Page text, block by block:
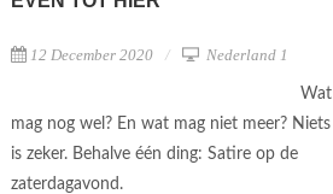
12 December 2020 Nederland 1
Wat
mag nog wel? En wat mag niet meer? Niets
is zeker. Behalve één ding: Satire op de
zaterdagavond.